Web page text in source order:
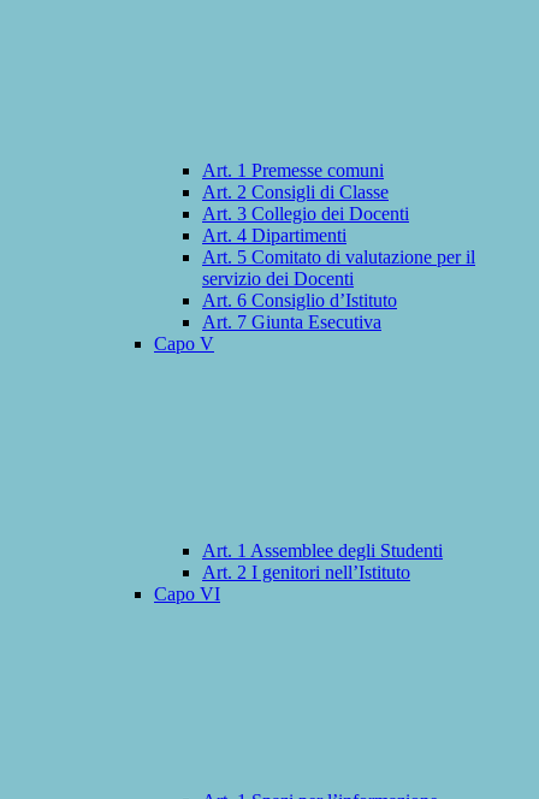
Art. 1 Premesse comuni
Art. 2 Consigli di Classe
Art. 3 Collegio dei Docenti
Art. 4 Dipartimenti
Art. 5 Comitato di valutazione per il
servizio dei Docenti
Art. 6 Consiglio d’Istituto
Art. 7 Giunta Esecutiva
Capo V
Art. 1 Assemblee degli Studenti
Art. 2 I genitori nell’Istituto
Capo VI